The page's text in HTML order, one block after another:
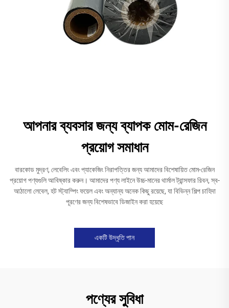
আপনার ব্যবসার জন্য ব্যাপক মোম-রেজিন
প্রয়োগ সমাধান
বারকোড মুদ্রণ, লেবেলিং এবং প্যাকেজিং নিরাপত্তির জন্য আমাদের বিশেষায়িত মোম-রেজিন
প্রয়োগ পণ্যগুলি আবিষ্কার করুন। আমাদের পণ্য লাইনে উচ্চ-মানের থার্মাল ট্রান্সফার রিবন, স্ব-
আঠালো লেবেল, হট স্ট্যাম্পিং ফয়েল এবং অন্যান্য অনেক কিছু রয়েছে, যা বিভিন্ন শিল্প চাহিদা
পূরণের জন্য বিশেষভাবে ডিজাইন করা হয়েছে
একটি উদ্ধৃতি পান
পণ্যের সুবিধা